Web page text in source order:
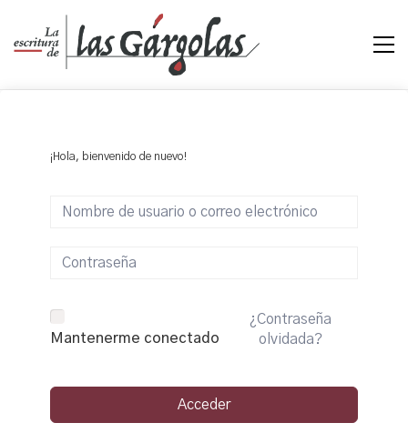
¡Hola, bienvenido de nuevo!
Mantenerme conectado
¿Contraseña
olvidada?
Acceder